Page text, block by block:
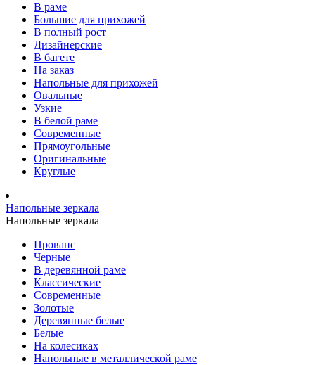
В раме
Большие для прихожей
В полный рост
Дизайнерские
В багете
На заказ
Напольные для прихожей
Овальные
Узкие
В белой раме
Современные
Прямоугольные
Оригинальные
Круглые
Напольные зеркала
Напольные зеркала
Прованс
Черные
В деревянной раме
Классические
Современные
Золотые
Деревянные белые
Белые
На колесиках
Напольные в металлической раме